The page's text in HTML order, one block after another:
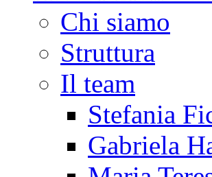
Chi siamo
Struttura
Il team
Stefania
Gabriela